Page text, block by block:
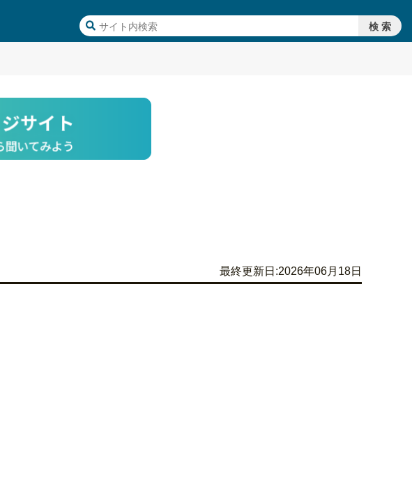
最終更新日:2026年06月18日